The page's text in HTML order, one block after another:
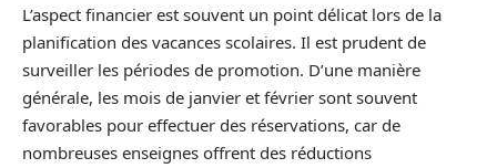
L’aspect financier est souvent un point délicat lors de la
planification des vacances scolaires. Il est prudent de
surveiller les périodes de promotion. D’une manière
générale, les mois de janvier et février sont souvent
favorables pour effectuer des réservations, car de
nombreuses enseignes offrent des réductions